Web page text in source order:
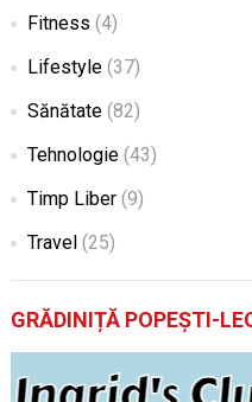
Fitness (4)
Lifestyle(37)
Sănătate(82)
Tehnologie(43)
Timp Liber(9)
Travel (25)
GRĂDINIȚĂ POPEȘTI-